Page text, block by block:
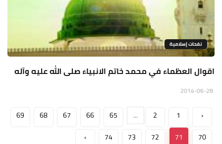
نفحات إسلامية
اقوال العظماء في محمد خاتم الانبياء صلى الله عليه وآله
‹
1
2
...
65
66
67
68
69
70
71
72
73
74
›